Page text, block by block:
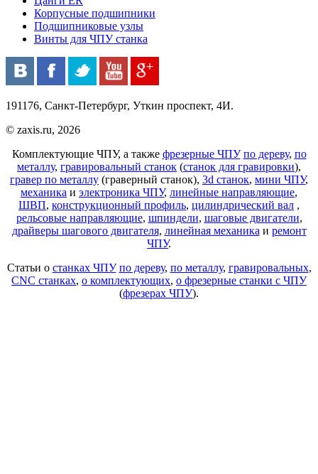
Корпусные подшипники
Подшипниковые узлы
Винты для ЧПУ станка
191176, Санкт-Петербург, Уткин проспект, 4И.
© zaxis.ru, 2026
Комплектующие ЧПУ, а также фрезерные ЧПУ по дереву, по
металлу, гравировальный станок (станок для гравировки),
гравер по металлу (граверный станок), 3d станок, мини ЧПУ,
механика и электроника ЧПУ, линейные направляющие,
ШВП, конструкционный профиль, цилиндрический вал ,
рельсовые направляющие, шпиндели, шаговые двигатели,
драйверы шагового двигателя, линейная механика и ремонт
ЧПУ.
Статьи о станках ЧПУ по дереву, по металлу, гравировальных,
CNC станках, о комплектующих, о фрезерные станки с ЧПУ
(фрезерах ЧПУ).